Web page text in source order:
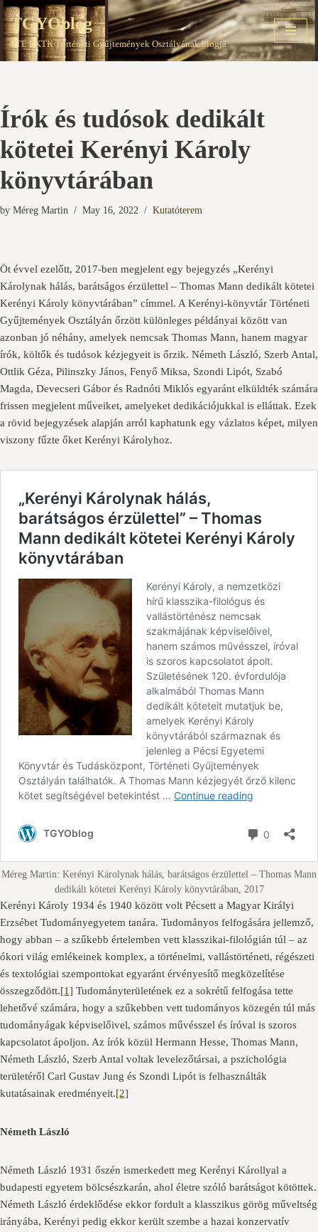
Skip
to
TGYOblog
PTE EKTK Történeti Gyűjtemények Osztályának blogja
Írók és tudósok dedikált
kötetei Kerényi Károly
könyvtárában
by Méreg Martin May 16, 2022 Kutatóterem
Öt évvel ezelőtt, 2017-ben megjelent egy bejegyzés „Kerényi
Károlynak hálás, barátságos érzülettel – Thomas Mann dedikált kötetei
Kerényi Károly könyvtárában” címmel. A Kerényi-könyvtár Történeti
Gyűjtemények Osztályán őrzött különleges példányai között van
azonban jó néhány, amelyek nemcsak Thomas Mann, hanem magyar
írók, költők és tudósok kézjegyeit is őrzik. Németh László, Szerb Antal,
Ottlik Géza, Pilinszky János, Fenyő Miksa, Szondi Lipót, Szabó
Magda, Devecseri Gábor és Radnóti Miklós egyaránt elküldték számára
frissen megjelent műveiket, amelyeket dedikációjukkal is elláttak. Ezek
a rövid bejegyzések alapján arról kaphatunk egy vázlatos képet, milyen
viszony fűzte őket Kerényi Károlyhoz.
Méreg Martin: Kerényi Károlynak hálás, barátságos érzülettel – Thomas Mann
dedikált kötetei Kerényi Károly könyvtárában, 2017
Kerényi Károly 1934 és 1940 között volt Pécsett a Magyar Királyi
Erzsébet Tudományegyetem tanára. Tudományos felfogására jellemző,
hogy abban – a szűkebb értelemben vett klasszikai-filológián túl – az
ókori világ emlékeinek komplex, a történelmi, vallástörténeti, régészeti
és textológiai szempontokat egyaránt érvényesítő megközelítése
összegződött.[1] Tudományterületének ez a sokrétű felfogása tette
lehetővé számára, hogy a szűkebben vett tudományos közegén túl más
tudományágak képviselőivel, számos művésszel és íróval is szoros
kapcsolatot ápoljon. Az írók közül Hermann Hesse, Thomas Mann,
Németh László, Szerb Antal voltak levelezőtársai, a pszichológia
területéről Carl Gustav Jung és Szondi Lipót is felhasználták
kutatásainak eredményeit.[2]
Németh László
Németh László 1931 őszén ismerkedett meg Kerényi Károllyal a
budapesti egyetem bölcsészkarán, ahol életre szóló barátságot kötöttek.
Németh László érdeklődése ekkor fordult a klasszikus görög műveltség
irányába, Kerényi pedig ekkor került szembe a hazai konzervatív